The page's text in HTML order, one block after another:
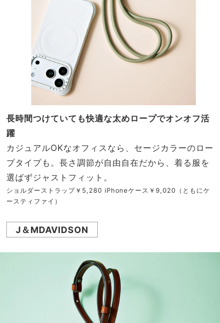
長時間つけていても快適な太めロープでオンオフ活
躍
カジュアルOKなオフィスなら、セージカラーのロー
プタイプも。長さ調節が自由自在だから、着る服を
選ばずジャストフィット。
ショルダーストラップ￥5,280 iPhoneケース￥9,020（ともにケ
ースティファイ）
J＆MDAVIDSON